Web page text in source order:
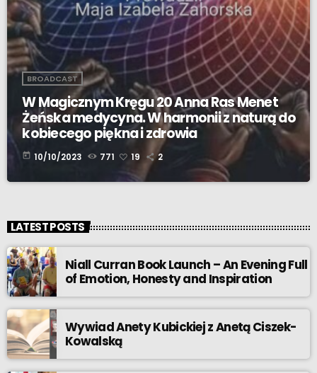
BROADCAST
W Magicznym Kręgu 20 Anna Ras Menet
Żeńska medycyna. W harmonii z naturą do
kobiecego piękna i zdrowia
today 10/10/2023 771 19 2
LATEST POSTS
Niall Curran Book Launch – An Evening Full
of Emotion, Honesty and Inspiration
Wywiad Anety Kubickiej z Anetą Ciszek-
Kowalską